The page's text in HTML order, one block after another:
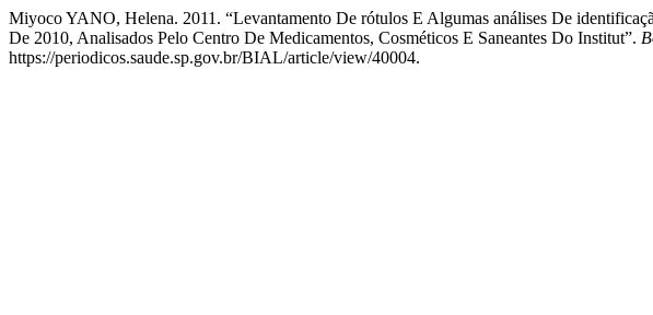
Miyoco YANO, Helena. 2011. “Levantamento De rótulos E Algumas análises De
De 2010, Analisados Pelo Centro De Medicamentos, Cosméticos E Saneantes Do Institut”.
https://periodicos.saude.sp.gov.br/BIAL/article/view/40004.